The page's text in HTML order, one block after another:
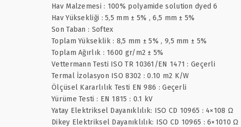
Hav Malzemesi : 100% polyamide solution dyed 6
Hav Yüksekliği : 5,5 mm ± 5% , 6,5 mm ± 5%
Son Taban : Softex
Toplam Yükseklik : 8,5 mm ± 5% , 9,5 mm ± 5%
Toplam Ağırlık : 1600 gr/m2 ± 5%
Vettermann Testi ISO TR 10361/EN 1471 : Geçerli
Termal İzolasyon ISO 8302 : 0.10 m2 K/W
Ölçüsel Kararlılık Testi EN 986 : Geçerli
Yürüme Testi : EN 1815 : 0.1 kV
Yatay Elektriksel Dayanıklılık: ISO CD 10965 : 4×108 Ω
Dikey Elektriksel Dayanıklılık: ISO CD 10965 : 6×1010 Ω